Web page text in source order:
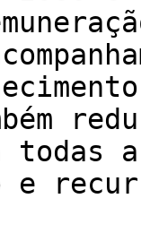
todas
e